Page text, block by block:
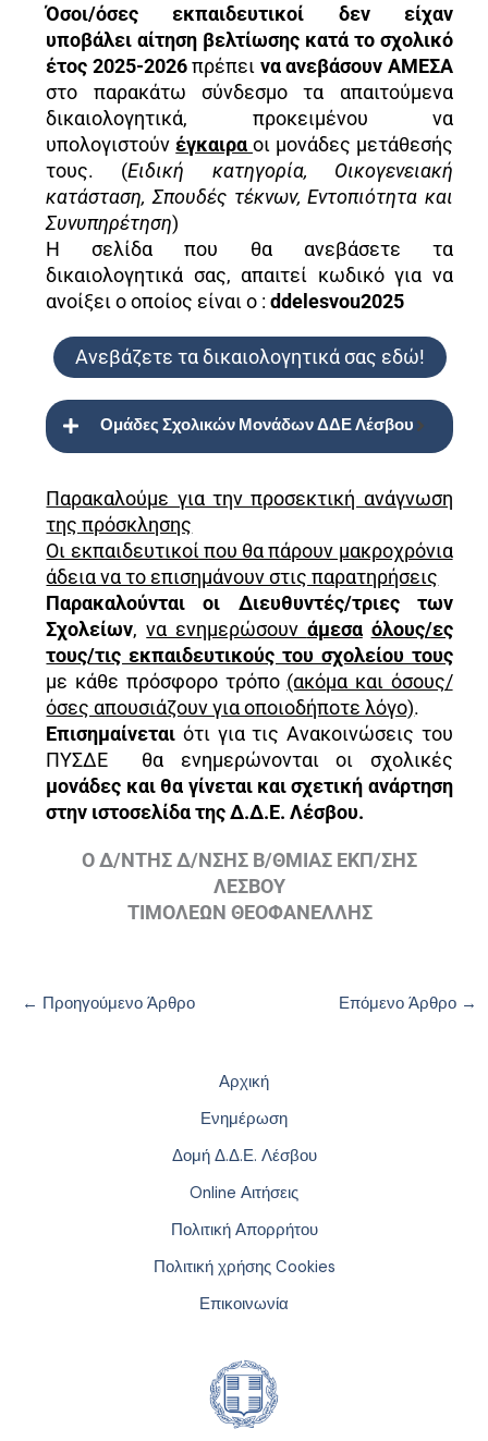
Όσοι/όσες εκπαιδευτικοί δεν είχαν
υποβάλει αίτηση βελτίωσης κατά το σχολικό
έτος 2025-2026πρέπει να ανεβάσουν ΑΜΕΣΑ
στο παρακάτω σύνδεσμο τα απαιτούμενα
δικαιολογητικά, προκειμένου να
υπολογιστούνέγκαιραοι μονάδες μετάθεσής
τους. (Ειδική κατηγορία, Οικογενειακή
κατάσταση, Σπουδές τέκνων, Εντοπιότητα και
Συνυπηρέτηση)
Η σελίδα που θα ανεβάσετε τα
δικαιολογητικά σας, απαιτεί κωδικό για να
ανοίξει ο οποίος είναι ο :ddelesvou2025
Ανεβάζετε τα δικαιολογητικά σας εδώ!
Ομάδες Σχολικών Μονάδων ΔΔΕ Λέσβου
Παρακαλούμε για την προσεκτική ανάγνωση
της πρόσκλησης
Οι εκπαιδευτικοί που θα πάρουν μακροχρόνια
άδεια να το επισημάνουν στις παρατηρήσεις
Παρακαλούνται οι Διευθυντές/τριες των
Σχολείων,να ενημερώσουν άμεσα όλους/ες
τους/τις εκπαιδευτικούς του σχολείου τους
με κάθε πρόσφορο τρόπο (ακόμα και όσους/
όσες απουσιάζουν για οποιοδήποτε λόγο).
Επισημαίνεταιότι για τις Ανακοινώσεις του
ΠΥΣΔΕ θα ενημερώνονται οι σχολικές
μονάδες και θα γίνεται και σχετική ανάρτηση
στην ιστοσελίδα της Δ.Δ.Ε. Λέσβου.
Ο Δ/ΝΤΗΣ Δ/ΝΣΗΣ Β/ΘΜΙΑΣ ΕΚΠ/ΣΗΣ
ΛΕΣΒΟΥ
ΤΙΜΟΛΕΩΝ ΘΕΟΦΑΝΕΛΛΗΣ
← Προηγούμενο Άρθρο Επόμενο Άρθρο →
Αρχική
Ενημέρωση
Δομή Δ.Δ.Ε. Λέσβου
Online Αιτήσεις
Πολιτική Απορρήτου
Πολιτική χρήσης Cookies
Επικοινωνία